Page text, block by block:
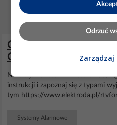
Centrala Satel
Czujek dymu Satel
No ale jak chcesz nimi sterować,
instrukcji i zapoznaj się z typami
tym https://www.elektroda.pl/
Systemy Alarmowe
Odrzuć
Zarządzaj